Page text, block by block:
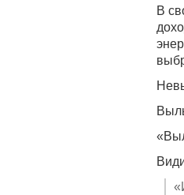
В